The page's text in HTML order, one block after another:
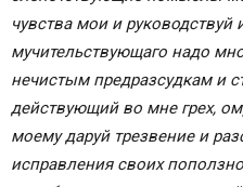
Митрополита
Молитва Божьей Матери
заступлении
Молитвы
Песнь хвалебная
Молитвы просительные к
чувства мои и
мучительствующаго надо
нечистым предразсудкам и
действующий во мне грех,
моему даруй трезвение и
исправления своих